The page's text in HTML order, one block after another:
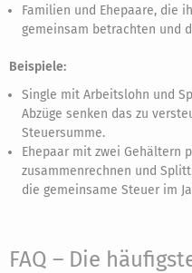
Familien und Ehepaare, die
gemeinsam betrachten und
Beispiele:
Single mit Arbeitslohn und
Abzüge senken das zu
Steuersumme.
Ehepaar mit zwei Gehältern
zusammenrechnen und
die gemeinsame Steuer im
FAQ – Die